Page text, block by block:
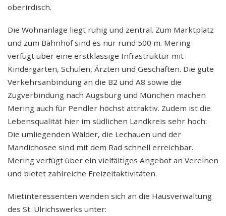
oberirdisch.
Die Wohnanlage liegt ruhig und zentral. Zum Marktplatz
und zum Bahnhof sind es nur rund 500 m. Mering
verfügt über eine erstklassige Infrastruktur mit
Kindergärten, Schulen, Ärzten und Geschäften. Die gute
Verkehrsanbindung an die B2 und A8 sowie die
Zugverbindung nach Augsburg und München machen
Mering auch für Pendler höchst attraktiv. Zudem ist die
Lebensqualität hier im südlichen Landkreis sehr hoch:
Die umliegenden Wälder, die Lechauen und der
Mandichosee sind mit dem Rad schnell erreichbar.
Mering verfügt über ein vielfältiges Angebot an Vereinen
und bietet zahlreiche Freizeitaktivitäten.
Mietinteressenten wenden sich an die Hausverwaltung
des St. Ulrichswerks unter: